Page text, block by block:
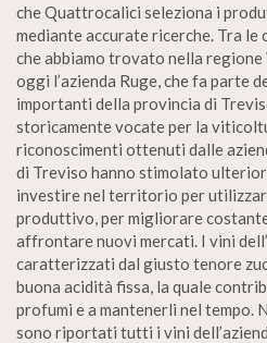
che Quattrocalici seleziona i
mediante accurate ricerche. Tra
che abbiamo trovato nella
oggi l’azienda Ruge, che fa parte
importanti della provincia di
storicamente vocate per la
riconoscimenti ottenuti dalle
di Treviso hanno stimolato
investire nel territorio per
produttivo, per migliorare
affrontare nuovi mercati. I vini
caratterizzati dal giusto tenore
buona acidità fissa, la quale
profumi e a mantenerli nel tempo.
sono riportati tutti i vini